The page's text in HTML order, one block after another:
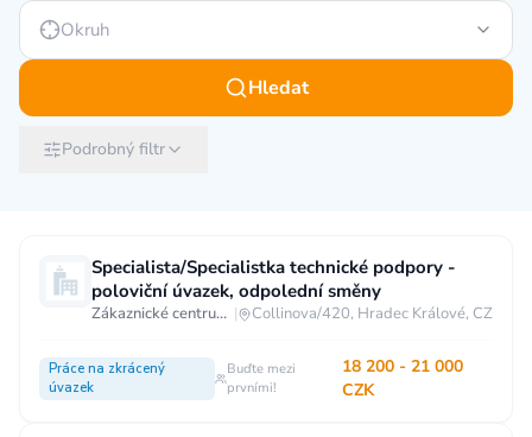
Okruh
Hledat
Podrobný filtr
Specialista/Specialistka technické podpory -
poloviční úvazek, odpolední směny
Zákaznické centrum T-Mobile | Collinova/420, Hradec Králové, CZ
Práce na zkrácený
úvazek
Buďte mezi
prvními!
18 200 - 21 000
CZK
Měsíční plat
neuvedeno 0 až 30 000 CZK
30 000 CZK a více
40 000 CZK a více
80 000 CZK a více